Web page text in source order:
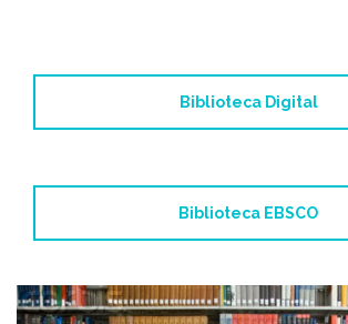
Biblioteca Digital
Biblioteca EBSCO